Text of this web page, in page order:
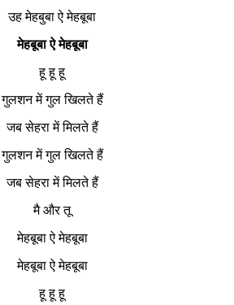
उह मेहबुबा ऐ मेहबूबा
मेहबूबा ऐ मेहबूबा
हू हू हू
गुलशन में गुल खिलते हैं
जब सेहरा में मिलते हैं
गुलशन में गुल खिलते हैं
जब सेहरा में मिलते हैं
मै और तू
मेहबूबा ऐ मेहबूबा
मेहबूबा ऐ मेहबूबा
हू हू हू